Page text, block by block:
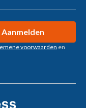
voorwaarden en